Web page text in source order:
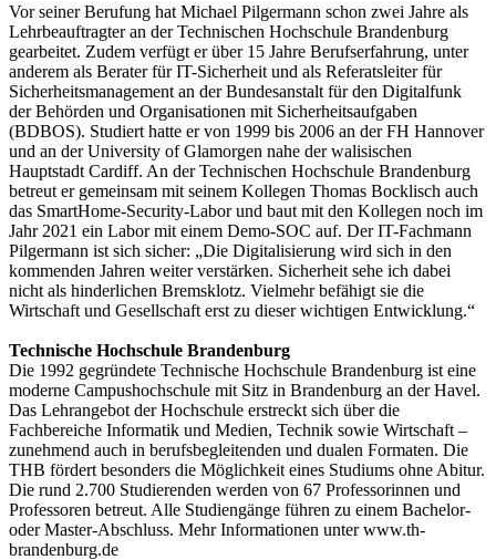
Vor seiner Berufung hat Michael Pilgermann schon zwei Jahre als
Lehrbeauftragter an der Technischen Hochschule Brandenburg
gearbeitet. Zudem verfügt er über 15 Jahre Berufserfahrung, unter
anderem als Berater für IT-Sicherheit und als Referatsleiter für
Sicherheitsmanagement an der Bundesanstalt für den Digitalfunk
der Behörden und Organisationen mit Sicherheitsaufgaben
(BDBOS). Studiert hatte er von 1999 bis 2006 an der FH Hannover
und an der University of Glamorgen nahe der walisischen
Hauptstadt Cardiff. An der Technischen Hochschule Brandenburg
betreut er gemeinsam mit seinem Kollegen Thomas Bocklisch auch
das SmartHome-Security-Labor und baut mit den Kollegen noch im
Jahr 2021 ein Labor mit einem Demo-SOC auf. Der IT-Fachmann
Pilgermann ist sich sicher: „Die Digitalisierung wird sich in den
kommenden Jahren weiter verstärken. Sicherheit sehe ich dabei
nicht als hinderlichen Bremsklotz. Vielmehr befähigt sie die
Wirtschaft und Gesellschaft erst zu dieser wichtigen Entwicklung.“
Technische Hochschule Brandenburg
Die 1992 gegründete Technische Hochschule Brandenburg ist eine
moderne Campushochschule mit Sitz in Brandenburg an der Havel.
Das Lehrangebot der Hochschule erstreckt sich über die
Fachbereiche Informatik und Medien, Technik sowie Wirtschaft –
zunehmend auch in berufsbegleitenden und dualen Formaten. Die
THB fördert besonders die Möglichkeit eines Studiums ohne Abitur.
Die rund 2.700 Studierenden werden von 67 Professorinnen und
Professoren betreut. Alle Studiengänge führen zu einem Bachelor-
oder Master-Abschluss. Mehr Informationen unter www.th-
brandenburg.de